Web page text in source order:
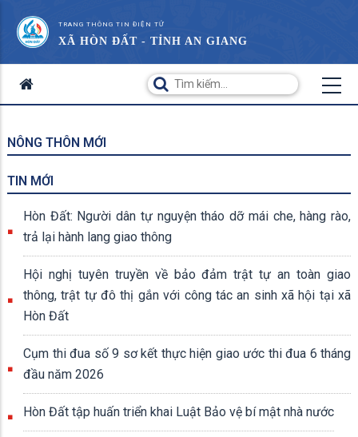
TRANG THÔNG TIN ĐIỆN TỬ
XÃ HÒN ĐẤT - TỈNH AN GIANG
NÔNG THÔN MỚI
TIN MỚI
Hòn Đất: Người dân tự nguyện tháo dỡ mái che, hàng rào,
trả lại hành lang giao thông
Hội nghị tuyên truyền về bảo đảm trật tự an toàn giao
thông, trật tự đô thị gắn với công tác an sinh xã hội tại xã
Hòn Đất
Cụm thi đua số 9 sơ kết thực hiện giao ước thi đua 6 tháng
đầu năm 2026
Hòn Đất tập huấn triển khai Luật Bảo vệ bí mật nhà nước